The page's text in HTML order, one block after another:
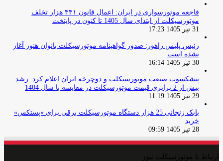
فاجعه موتورسواری در ایران: اعمال قانون ۴۴۱ هزار تخلف
موتورسیکلت از ابتدای سال 1405 تا کنون در پایتخت
31 تیر 1405 17:23
رئیس پلیس راهور: صدور گواهینامه موتورسیکلت بانوان هنوز آغاز
نشده است
30 تیر 1405 16:14
پیشکسوت صنعت موتورسیکلت و دوچرخه ایران اعلام کرد: رشد
بیش از 2 برابری قیمت موتورسیکلت در مقایسه با سال 1404
29 تیر 1405 11:19
بابک زنجانی 25 هزار دستگاه موتورسیکلت برقی برای «پستکس»
خرید
28 تیر 1405 09:59
ارتباط با موتورسیکلت نیوز